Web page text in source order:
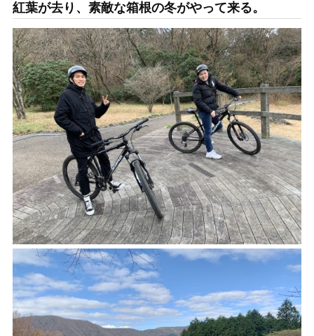
紅葉が去り、素敵な箱根の冬がやって来る。